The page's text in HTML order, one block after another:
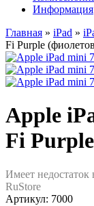
Информация
Главная » iPad »
Fi Purple
Apple
Fi
Имеет недостаток
RuStore
Артикул: 7000